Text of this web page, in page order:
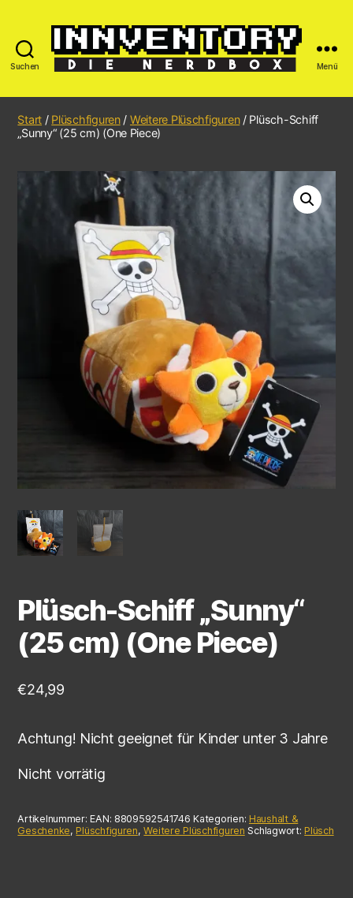
Suchen Menü
Start / Plüschfiguren/ Weitere Plüschfiguren/ Plüsch-Schiff
„Sunny“ (25 cm) (One Piece)
Plüsch-Schiff „Sunny“
(25 cm) (One Piece)
€24,99
Achtung! Nicht geeignet für Kinder unter 3 Jahre
Nicht vorrätig
Artikelnummer:EAN: 8809592541746 Kategorien: Haushalt &
Geschenke, Plüschfiguren,Weitere Plüschfiguren Schlagwort: Plüsch